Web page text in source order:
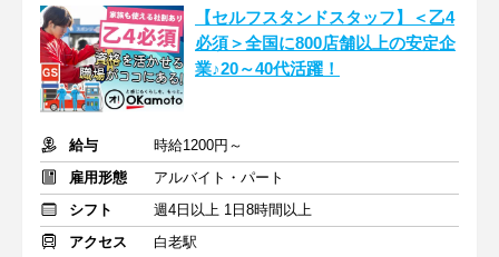
【セルフスタンドスタッフ】＜乙4
必須＞全国に800店舗以上の安定企
業♪20～40代活躍！
給与
時給1200円～
雇用形態
アルバイト・パート
シフト
週4日以上 1日8時間以上
アクセス
白老駅